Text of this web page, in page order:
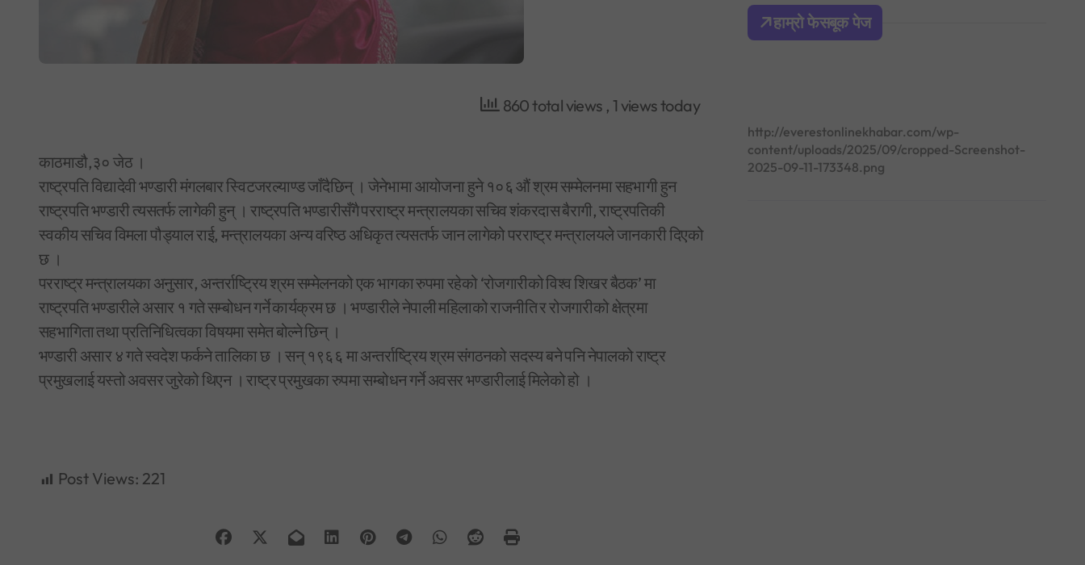
860 total views , 1 views today
काठमाडौ,३० जेठ ।
राष्ट्रपति विद्यादेवी भण्डारी मंगलबार स्विटजरल्याण्ड जाँदैछिन् । जेनेभामा आयोजना हुने १०६ औं श्रम सम्मेलनमा सहभागी हुन
राष्ट्रपति भण्डारी त्यसतर्फ लागेकी हुन् । राष्ट्रपति भण्डारीसँगै परराष्ट्र मन्त्रालयका सचिव शंकरदास बैरागी, राष्ट्रपतिकी
स्वकीय सचिव विमला पौड्याल राई, मन्त्रालयका अन्य वरिष्ठ अधिकृत त्यसतर्फ जान लागेको परराष्ट्र मन्त्रालयले जानकारी दिएको
छ ।
परराष्ट्र मन्त्रालयका अनुसार, अन्तर्राष्ट्रिय श्रम सम्मेलनको एक भागका रुपमा रहेको ‘रोजगारीको विश्व शिखर बैठक’ मा
राष्ट्रपति भण्डारीले असार १ गते सम्बोधन गर्ने कार्यक्रम छ । भण्डारीले नेपाली महिलाको राजनीति र रोजगारीको क्षेत्रमा
सहभागिता तथा प्रतिनिधित्वका विषयमा समेत बोल्ने छिन् ।
भण्डारी असार ४ गते स्वदेश फर्कने तालिका छ । सन् १९६६ मा अन्तर्राष्ट्रिय श्रम संगठनको सदस्य बने पनि नेपालको राष्ट्र
प्रमुखलाई यस्तो अवसर जुरेको थिएन । राष्ट्र प्रमुखका रुपमा सम्बोधन गर्ने अवसर भण्डारीलाई मिलेको हो ।
Post Views: 221
h
o
हाम्रो फेसबूक पेज
http://everestonlinekhabar.com/wp-
content/uploads/2025/09/cropped-Screenshot-
2025-09-11-173348.png